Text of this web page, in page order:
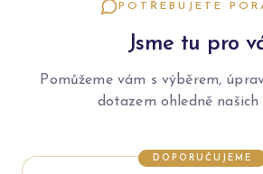
POTŘEBUJETE
Jsme tu pro
Pomůžeme vám s výběrem,
dotazem ohledně našich
DOPORUČUJEME